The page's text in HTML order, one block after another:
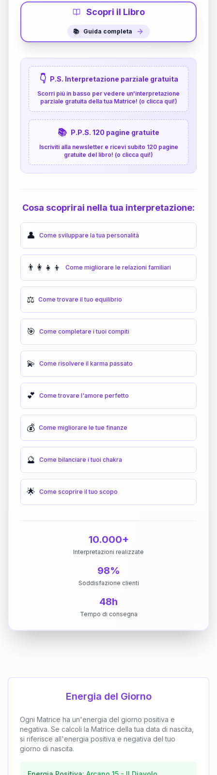
Scopri il Libro
📚 Guida completa
👇 P.S. Interpretazione parziale gratuita
Scorri più in basso per vedere un'interpretazione
parziale gratuita della tua Matrice! (o clicca qui!)
📚 P.P.S. 120 pagine gratuite
Iscriviti alla newsletter e ricevi subito 120 pagine
gratuite del libro! (o clicca qui!)
Cosa scoprirai nella tua interpretazione:
👤 Come sviluppare la tua personalità
👨‍👩‍👧‍👦 Come migliorare le relazioni familiari
⚖️ Come trovare il tuo equilibrio
🎯 Come completare i tuoi compiti
💫 Come risolvere il karma passato
💕 Come trovare l'amore perfetto
💰 Come migliorare le tue finanze
🔮 Come bilanciare i tuoi chakra
🌟 Come scoprire il tuo scopo
10.000+
Interpretazioni realizzate
98%
Soddisfazione clienti
48h
Tempo di consegna
Energia del Giorno
Ogni Matrice ha un'energia del giorno positiva e
negativa. Se calcoli la Matrice della tua data di nascita,
si riferisce all'energia positiva e negativa del tuo
giorno di nascita.